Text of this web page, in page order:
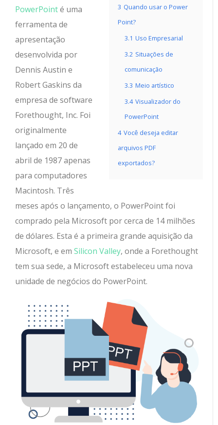
3 Quando usar o Power
Point?
3.1 Uso Empresarial
3.2 Situações de
comunicação
3.3 Meio artístico
3.4 Visualizador do
PowerPoint
4 Você deseja editar
arquivos PDF
exportados?
PowerPointé uma
ferramenta de
apresentação
desenvolvida por
Dennis Austin e
Robert Gaskins da
empresa de software
Forethought, Inc. Foi
originalmente
lançado em 20 de
abril de 1987 apenas
para computadores
Macintosh. Três
meses após o lançamento, o PowerPoint foi
comprado pela Microsoft por cerca de 14 milhões
de dólares. Esta é a primeira grande aquisição da
Microsoft, e emSilicon Valley, onde a Forethought
tem sua sede, a Microsoft estabeleceu uma nova
unidade de negócios do PowerPoint.